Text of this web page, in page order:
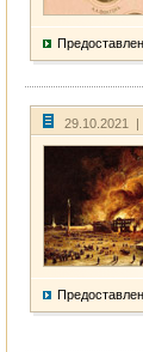
29.10.2021 |